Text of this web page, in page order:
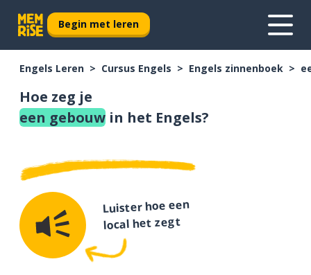
Begin met leren
Engels Leren Cursus Engels Engels zinnenboek
Hoe zeg je
een gebouw in het Engels?
Luister hoe een
local het zegt